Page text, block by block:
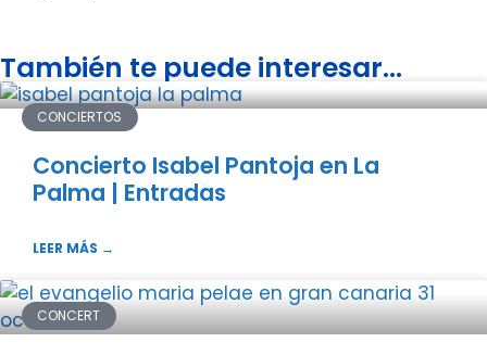
También te puede interesar...
CONCIERTOS
Concierto Isabel Pantoja en La
Palma | Entradas
LEER MÁS →
CONCERT